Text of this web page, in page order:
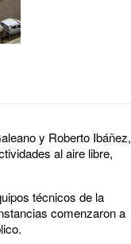
y Roberto Ibáñez,
al aire libre,
técnicos de la
comenzaron a